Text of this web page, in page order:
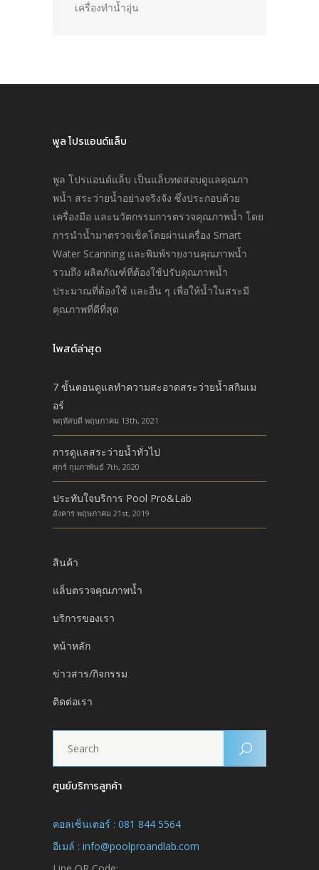
เครื่องทำน้ำอุ่น
พูล โปรแอนด์แล็บ
พูล โปรแอนด์แล็บ เป็นแล็บทดสอบดูแลคุณภา
พนํ้า สระว่ายนํ้าอย่างจริงจัง ซึ่งประกอบด้วย
เครื่องมือ และนวัตกรรมการตรวจคุณภาพนํ้า โดย
การนำนํ้ามาตรวจเช็คโดยผ่านเครื่อง Smart
Water Scanning และพิมพ์รายงานคุณภาพนํ้า
รวมถึง ผลิตภัณฑ์ที่ต้องใช้ปรับคุณภาพนํ้า
ประมาณที่ต้องใช้ และอื่น ๆ เพื่อให้นํ้าในสระมี
คุณภาพที่ดีที่สุด
โพสต์ล่าสุด
7 ขั้นตอนดูแลทำความสะอาดสระว่ายน้ำสกิมเม
อร์
พฤหัสบดี พฤษภาคม 13th, 2021
การดูแลสระว่ายน้ำทั่วไป
ศุกร์ กุมภาพันธ์ 7th, 2020
ประทับใจบริการ Pool Pro&Lab
อังคาร พฤษภาคม 21st, 2019
สินค้า
แล็บตรวจคุณภาพน้ำ
บริการของเรา
หน้าหลัก
ข่าวสาร/กิจกรรม
ติดต่อเรา
ศูนย์บริการลูกค้า
คอลเซ็นเตอร์ : 081 844 5564
อีเมล์ : info@poolproandlab.com